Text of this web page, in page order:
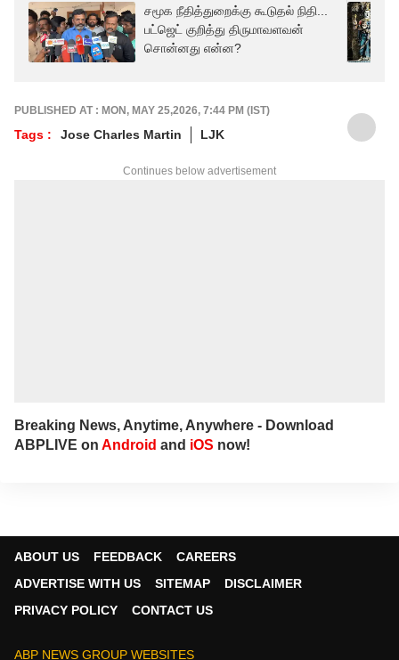
சமூக நீதித்துறைக்கு கூடுதல் நிதி...
பட்ஜெட் குறித்து திருமாவளவன்
சொன்னது என்ன?
PUBLISHED AT : MON, MAY 25,2026, 7:44 PM (IST)
Tags : Jose Charles Martin LJK
Continues below advertisement
Breaking News, Anytime, Anywhere - Download
ABPLIVE on Android and iOS now!
ABOUT US FEEDBACK
CAREERS
ADVERTISE WITH US
SITEMAP
DISCLAIMER
PRIVACY POLICY
CONTACT US
ABP NEWS GROUP WEBSITES